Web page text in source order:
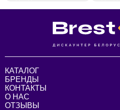
КАТАЛОГ
БРЕНДЫ
КОНТАКТЫ
О НАС
ОТЗЫВЫ